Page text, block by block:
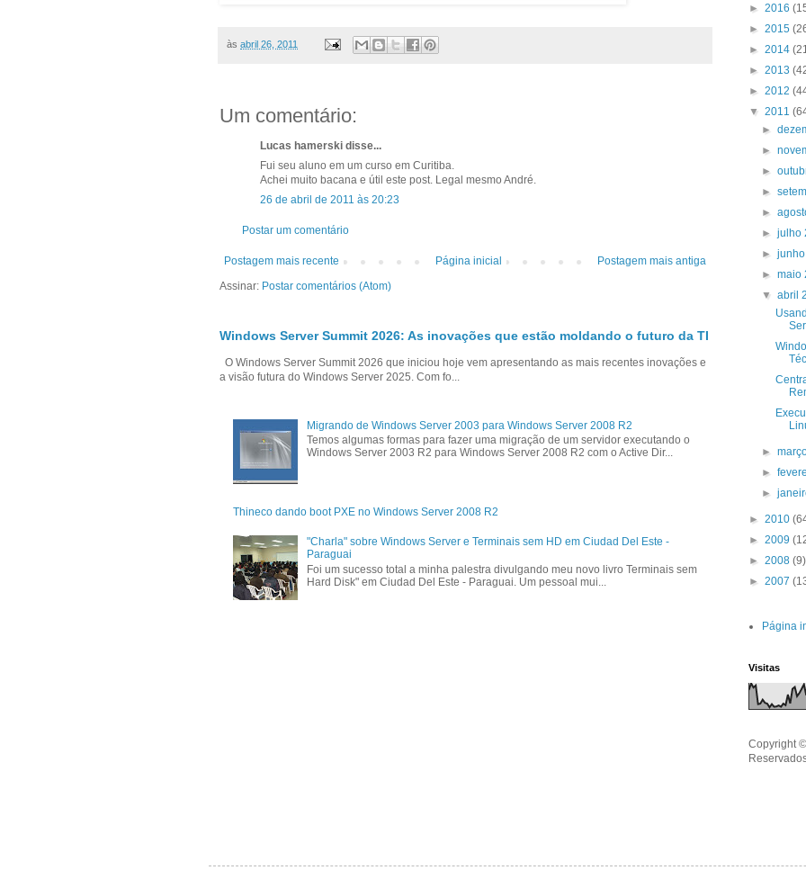
às abril 26, 2011
Um comentário:
Lucas hamerski disse...
Fui seu aluno em um curso em Curitiba.
Achei muito bacana e útil este post. Legal mesmo André.
26 de abril de 2011 às 20:23
Postar um comentário
Postagem mais recente Postagem mais antiga
Página inicial
Assinar: Postar comentários (Atom)
Windows Server Summit 2026: As inovações que estão moldando o futuro da TI
O Windows Server Summit 2026 que iniciou hoje vem apresentando as mais recentes inovações e
a visão futura do Windows Server 2025. Com fo...
Migrando de Windows Server 2003 para Windows Server 2008 R2
Temos algumas formas para fazer uma migração de um servidor executando o
Windows Server 2003 R2 para Windows Server 2008 R2 com o Active Dir...
Thineco dando boot PXE no Windows Server 2008 R2
"Charla" sobre Windows Server e Terminais sem HD em Ciudad Del Este -
Paraguai
Foi um sucesso total a minha palestra divulgando meu novo livro Terminais sem
Hard Disk" em Ciudad Del Este - Paraguai. Um pessoal mui...
► 2016
► 2015
► 2014
► 2013
► 2012
▼ 2011
►
►
►
►
►
►julho
►
►maio
▼abril
►
►
►
► 2010
► 2009
► 2008 (9)
► 2007
Página
Visitas
Copyright